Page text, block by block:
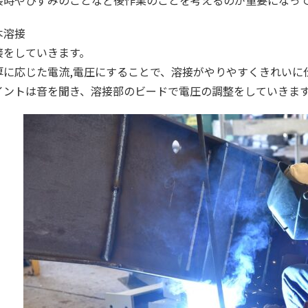
接
していきます。
に応じた電流,電圧にすることで、溶接がやりやすくきれいに
ントは音を聞き、溶接部のビードで電圧の調整をしていきま